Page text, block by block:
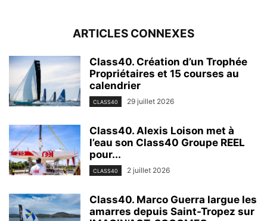
ARTICLES CONNEXES
Class40. Création d’un Trophée
Propriétaires et 15 courses au
calendrier
CLASS40 29 juillet 2026
Class40. Alexis Loison met à
l’eau son Class40 Groupe REEL
pour...
CLASS40 2 juillet 2026
Class40. Marco Guerra largue les
amarres depuis Saint-Tropez sur